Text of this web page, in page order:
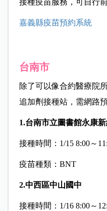
接種疫苗服務，可自行前
嘉義縣疫苗預約系統
台南市
除了可以像合約醫療院
追加劑接種站，需網路預
1.台南市立圖書館永康
接種時間：1/15 8:00～
疫苗種類：BNT
2.中西區中山國中
接種時間：1/16 8:00～